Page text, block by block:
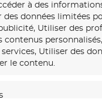
à des
des données limitées
Utiliser des
contenus
Utiliser des
le contenu.
mural créations
et papiers peints